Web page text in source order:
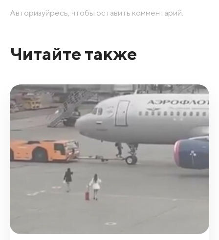
Авторизуйресь, чтобы оставить комментарий.
Читайте также